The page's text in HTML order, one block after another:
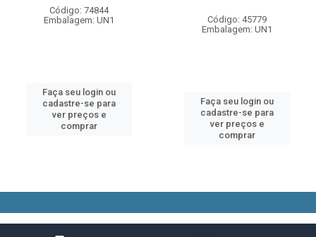
Código: 74844
Embalagem: UN1
Faça seu login ou
cadastre-se para
ver preços e
comprar
Código: 45779
Embalagem: UN1
Faça seu login ou
cadastre-se para
ver preços e
comprar